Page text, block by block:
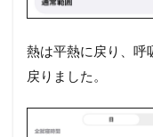
熱は平熱に戻り、呼
戻りました。